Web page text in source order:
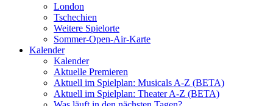
London
Tschechien
Weitere Spielorte
Sommer-Open-Air-Karte
Kalender
Kalender
Aktuelle Premieren
Aktuell im Spielplan: Musicals A-Z (BETA)
Aktuell im Spielplan: Theater A-Z (BETA)